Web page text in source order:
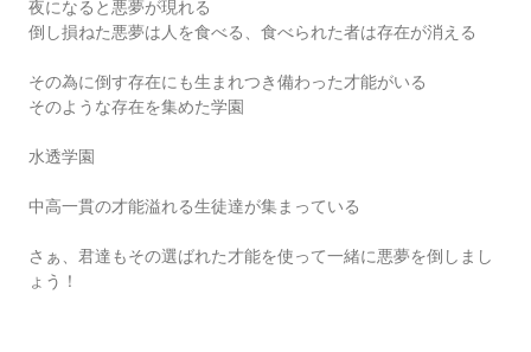
夜になると悪夢が現れる
倒し損ねた悪夢は人を食べる、食べられた者は存在が消える
その為に倒す存在にも生まれつき備わった才能がいる
そのような存在を集めた学園
水透学園
中高一貫の才能溢れる生徒達が集まっている
さぁ、君達もその選ばれた才能を使って一緒に悪夢を倒しまし
ょう！